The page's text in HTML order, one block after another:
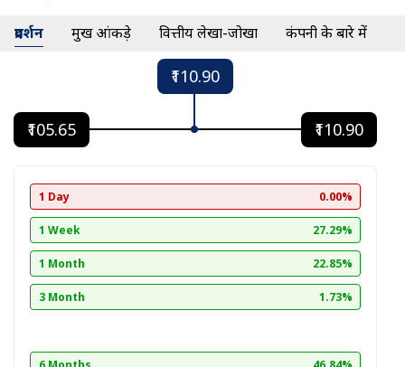
प्रदर्शन प्रमुख आंकड़े वित्तीय लेखा-जोखा कंपनी के बारे में
₹110.90
₹105.65 ₹110.90
1 Day 0.00%
1 Week 27.29%
1 Month 22.85%
3 Month 1.73%